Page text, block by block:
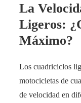
La
Ligeros:
Máximo?
Los cuadriciclos
motocicletas de
de velocidad en